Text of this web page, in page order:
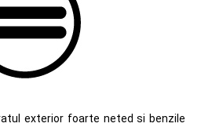
exterior foarte neted si benzile